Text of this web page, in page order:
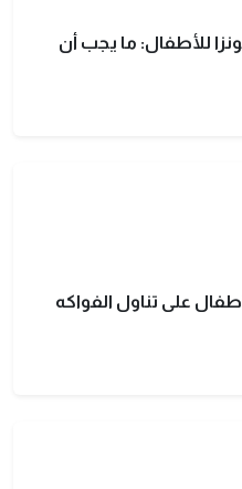
للأطفال: ما يجب أن
على تناول الفواكه